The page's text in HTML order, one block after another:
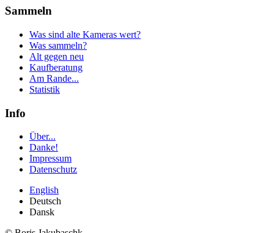
Sammeln
Was sind alte Kameras wert?
Was sammeln?
Alt gegen neu
Kaufberatung
Am Rande...
Statistik
Info
Über...
Danke!
Impressum
Datenschutz
English
Deutsch
Dansk